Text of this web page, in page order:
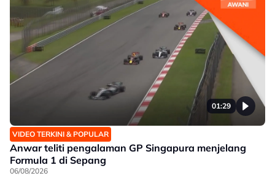
01:29
VIDEO TERKINI & POPULAR
Anwar teliti pengalaman GP Singapura menjelang
Formula 1 di Sepang
06/08/2026